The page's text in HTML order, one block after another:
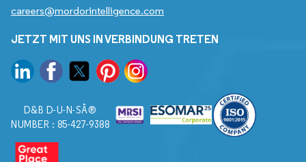
careers@mordorintelligence.com
JETZT MIT UNS IN VERBINDUNG TRETEN
D&B D-U-N-SÂ®
NUMBER : 85-427-9388